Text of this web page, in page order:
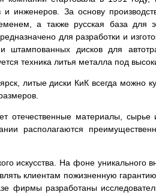
и инженеров. За основу
а также русская база для
для разработки и
дисков для
техника литья металла под
литые диски КиК всегда можно
отечественные материалы,
располагаются
искусства. На фоне уникального
клиентам пожизненную
фирмы разработаны